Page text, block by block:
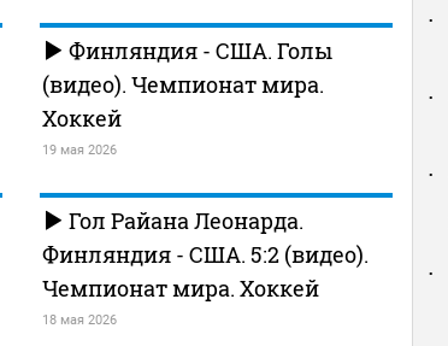
Финляндия - США. Голы
(видео). Чемпионат мира.
Хоккей
19 мая 2026
Гол Райана Леонарда.
Финляндия - США. 5:2 (видео).
Чемпионат мира. Хоккей
18 мая 2026